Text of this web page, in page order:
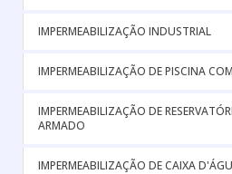
IMPERMEABILIZAÇÃO INDUSTRIAL
IMPERMEABILIZAÇÃO DE PISCINA
IMPERMEABILIZAÇÃO DE
ARMADO
IMPERMEABILIZAÇÃO DE CAIXA